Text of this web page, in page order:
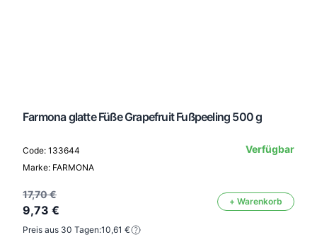
Farmona glatte Füße Grapefruit Fußpeeling 500 g
Code: 133644
Marke: FARMONA
Verfügbar
17,70 €
9,73 €
+ Warenkorb
Preis aus 30 Tagen:10,61 €